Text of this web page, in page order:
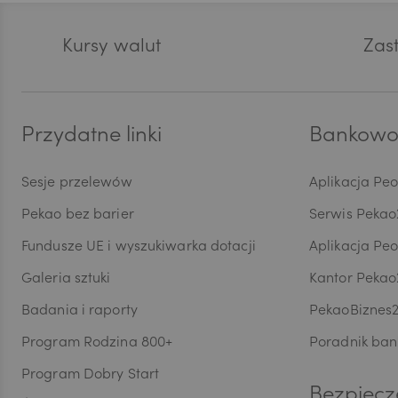
są
w
Kursy walut
Przydatne linki
Sesje przelewów
Pekao bez barier
Fundusze UE i wyszukiwarka dotacji
Galeria sztuki
Badania i raporty
Program Rodzina 800+
Program Dobry Start
Aplikacja
Serwis
Aplikacja
Kantor
Poradnik